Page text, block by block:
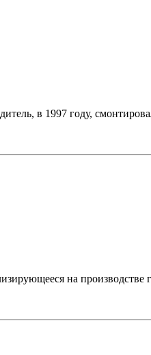
в 1997 году,
на производстве